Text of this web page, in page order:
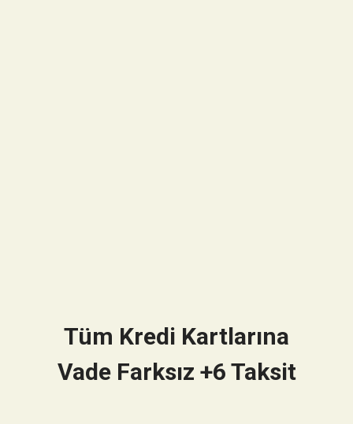
Tüm Kredi Kartlarına
Vade Farksız +6 Taksit